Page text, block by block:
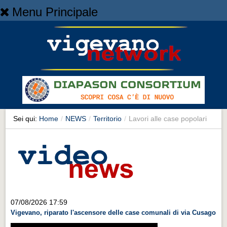
Menu Principale
NEWS
Cronaca
Cronaca
Artes et Artificia
Territorio
Territorio
Sei qui: Home / NEWS / Territorio / Lavori alle case popolari
07/08/2026 17:59
Vigevano, riparato l'ascensore delle case comunali di via Cusago